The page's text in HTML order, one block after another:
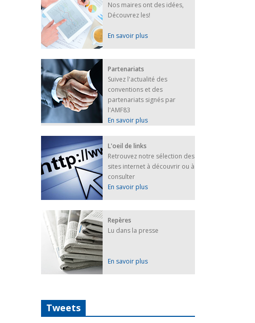
Nos maires ont des idées,
Découvrez les!
En savoir plus
Partenariats
Suivez l'actualité des
conventions et des
partenariats signés par
l'AMF83
En savoir plus
L'oeil de links
Retrouvez notre sélection des
sites internet à découvrir ou à
consulter
En savoir plus
Repères
Lu dans la presse
En savoir plus
Tweets